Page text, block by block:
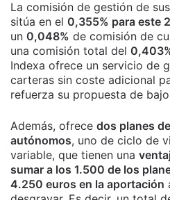
La comisión de gestión de
sitúa en el 0,355% para este
un 0,048% de comisión de
una comisión total del
Indexa ofrece un servicio de
carteras sin coste adicional
refuerza su propuesta de
Además, ofrece dos planes
autónomos, uno de ciclo de
variable, que tienen una
sumar a los 1.500 de los
4.250 euros en la aportación